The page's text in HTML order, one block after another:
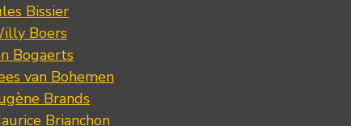
Bissier
Boers
Bogaerts
van Bohemen
Brands
Brianchon